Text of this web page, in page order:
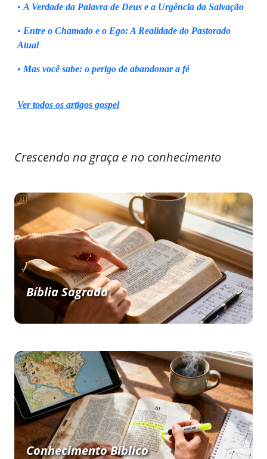
• A Verdade da Palavra de Deus e a Urgência da Salvação
• Entre o Chamado e o Ego: A Realidade do Pastorado
Atual
• Mas você sabe: o perigo de abandonar a fé
Ver todos os artigos gospel
Crescendo na graça e no conhecimento
Bíblia Sagrada
Conhecimento Bíblico